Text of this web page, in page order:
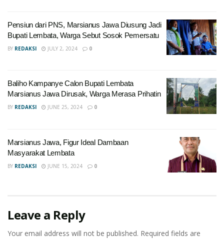
Pensiun dari PNS, Marsianus Jawa Diusung Jadi
Bupati Lembata, Warga Sebut Sosok Pemersatu
BY REDAKSI JULY 2, 2024 0
Baliho Kampanye Calon Bupati Lembata
Marsianus Jawa Dirusak, Warga Merasa Prihatin
BY REDAKSI JUNE 25, 2024 0
Marsianus Jawa, Figur Ideal Dambaan
Masyarakat Lembata
BY REDAKSI JUNE 15, 2024 0
Leave a Reply
Your email address will not be published. Required fields are